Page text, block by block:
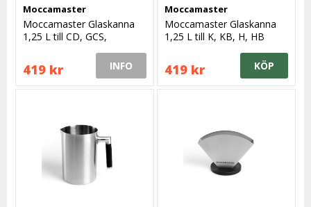
Moccamaster
Moccamaster Glaskanna
1,25 L till CD, GCS,
419 kr INFO
Moccamaster
Moccamaster Glaskanna
1,25 L till K, KB, H, HB
419 kr KÖP